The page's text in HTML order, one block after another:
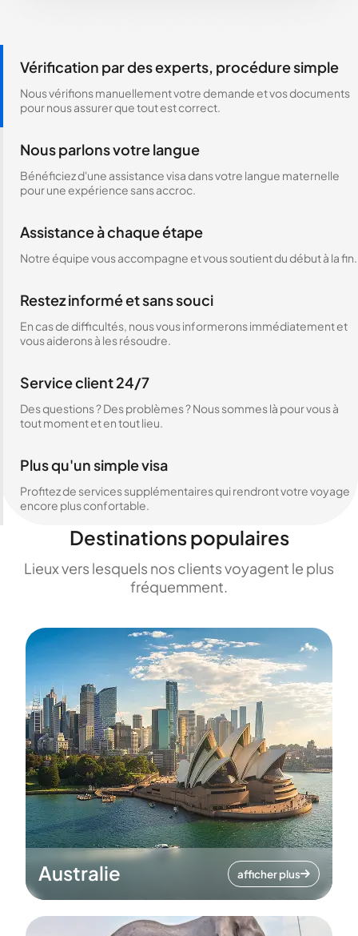
Vérification par des experts, procédure simple
Nous vérifions manuellement votre demande et vos documents
pour nous assurer que tout est correct.
Nous parlons votre langue
Bénéficiez d'une assistance visa dans votre langue maternelle
pour une expérience sans accroc.
Assistance à chaque étape
Notre équipe vous accompagne et vous soutient du début à la fin.
Restez informé et sans souci
En cas de difficultés, nous vous informerons immédiatement et
vous aiderons à les résoudre.
Service client 24/7
Des questions ? Des problèmes ? Nous sommes là pour vous à
tout moment et en tout lieu.
Plus qu'un simple visa
Profitez de services supplémentaires qui rendront votre voyage
encore plus confortable.
Destinations populaires
Lieux vers lesquels nos clients voyagent le plus
fréquemment.
Australie afficher plus